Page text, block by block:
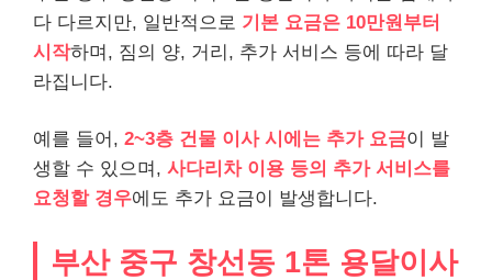
다 다르지만, 일반적으로 기본 요금은 10만원부터
시작하며, 짐의 양, 거리, 추가 서비스 등에 따라 달
라집니다.
예를 들어, 2~3층 건물 이사 시에는 추가 요금이 발
생할 수 있으며, 사다리차 이용 등의 추가 서비스를
요청할 경우에도 추가 요금이 발생합니다.
부산 중구 창선동 1톤 용달이사